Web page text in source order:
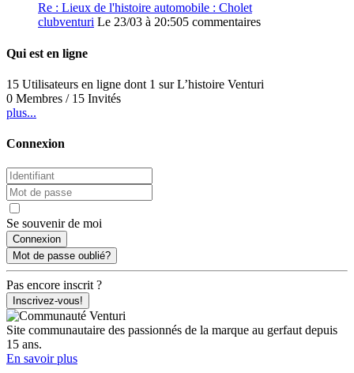
Re : Lieux de l'histoire automobile : Cholet
clubventuri Le 23/03 à 20:505 commentaires
Qui est en ligne
15 Utilisateurs en ligne dont 1 sur L’histoire Venturi
0 Membres / 15 Invités
plus...
Connexion
Se souvenir de moi
Mot de passe oublié?
Pas encore inscrit ?
Inscrivez-vous!
Site communautaire des passionnés de la marque au gerfaut depuis
15 ans.
En savoir plus